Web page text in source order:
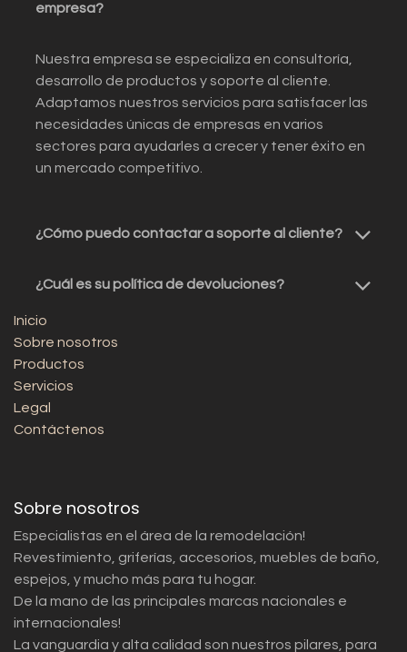
empresa?
Nuestra empresa se especializa en consultoría,
desarrollo de productos y soporte al cliente.
Adaptamos nuestros servicios para satisfacer las
necesidades únicas de empresas en varios
sectores para ayudarles a crecer y tener éxito en
un mercado competitivo.
¿Cómo puedo contactar a soporte al cliente?
¿Cuál es su política de devoluciones?
Inicio
Sobre nosotros
Productos
Servicios
Legal
Contáctenos
Sobre nosotros
Especialistas en el área de la remodelación!
Revestimiento, griferías, accesorios, muebles de baño,
espejos, y mucho más para tu hogar.
De la mano de las principales marcas nacionales e
internacionales!
La vanguardia y alta calidad son nuestros pilares, para